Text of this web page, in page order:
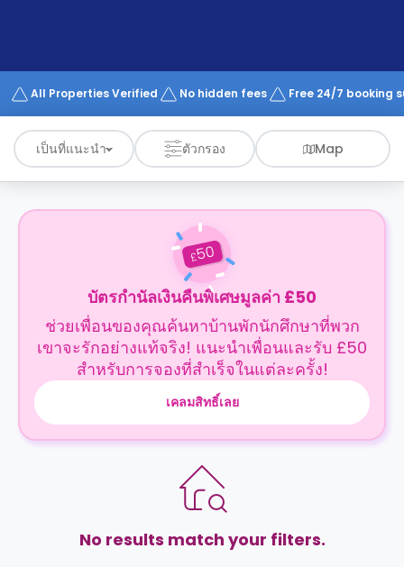
Works
All Properties Verified No hidden fees Free 24/7 booking
เป็นที่แนะนำ ตัวกรอง Map
£50
บัตรกำนัลเงินคืนพิเศษมูลค่า £50
ช่วยเพื่อนของคุณค้นหาบ้านพักนักศึกษาที่พวก
เขาจะรักอย่างแท้จริง! แนะนำเพื่อนและรับ £50
สำหรับการจองที่สำเร็จในแต่ละครั้ง!
เคลมสิทธิ์เลย
No results match your filters.